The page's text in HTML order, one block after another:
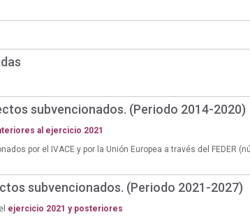
subvencionados. (Periodo 2014-2020)
al ejercicio 2021
por el IVACE y por la Unión Europea a través del FEDER
subvencionados. (Periodo 2021-2027)
ejercicio 2021 y posteriores